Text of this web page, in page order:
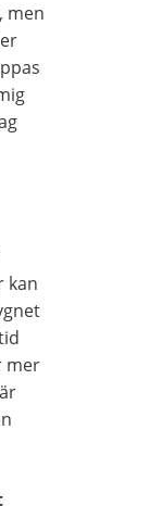
men
kan
mer